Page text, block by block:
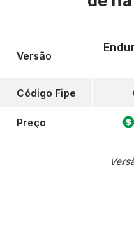
Versão
Código Fipe
Preço